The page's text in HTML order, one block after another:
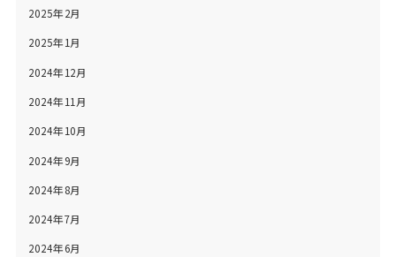
2025年2月
2025年1月
2024年12月
2024年11月
2024年10月
2024年9月
2024年8月
2024年7月
2024年6月